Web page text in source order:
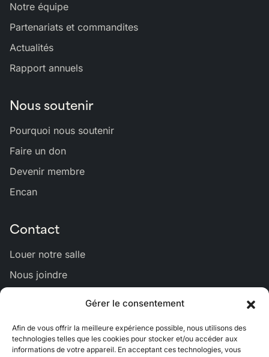
Gérer le consentement
Afin de vous offrir la meilleure expérience possible, nous utilisons des
technologies telles que les cookies pour stocker et/ou accéder aux
informations de votre appareil. En acceptant ces technologies, vous
Notre équipe
Partenariats et commandites
Actualités
Rapport annuels
Nous soutenir
Pourquoi nous soutenir
Faire un don
Devenir membre
Encan
Contact
Louer notre salle
Nous joindre
Lien
vers
Bluesky
Lien
vers
Facebook
Lien
vers
Linkedin
Lien
vers
Instagram
Lien
vers